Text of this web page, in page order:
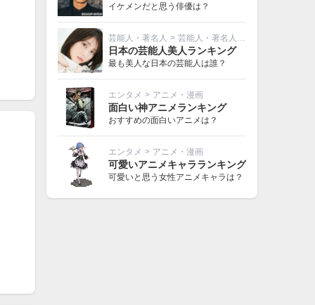
イケメンだと思う俳優は？
芸能人・著名人 > 芸能人・著名人その他
日本の芸能人美人ランキング
最も美人な日本の芸能人は誰？
エンタメ > アニメ・漫画
面白い神アニメランキング
おすすめの面白いアニメは？
エンタメ > アニメ・漫画
可愛いアニメキャラランキング
可愛いと思う女性アニメキャラは？